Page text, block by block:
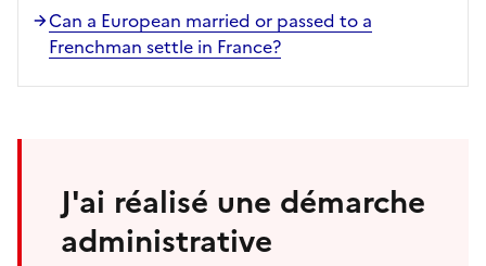
Can a European married or passed to a
Frenchman settle in France?
J'ai réalisé une démarche
administrative